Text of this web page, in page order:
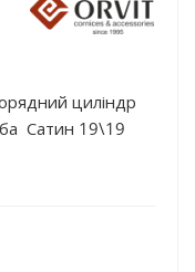
циліндр
Сатин 19\19